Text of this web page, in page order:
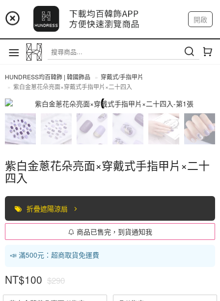
📢 市集預告：9/4-9/6 淡水捷運站
📢 市集預告：9/12-9/13 八里海巡基地
📢 市集預告：8/22-8/23 桃園青埔置地廣場
開啟
註冊 我的帳戶
HUNDRESS均百韓飾 | 韓國飾品
穿戴式/手指甲片
紫白金蔥花朵亮面×穿戴式手指甲片×二十四入
穿戴式/手指甲片
紫白金蔥花朵亮面×穿戴式手指甲片×二十
四入
折疊遮陽涼扇
商品已售完，到貨通知我
📣 滿500元：超商取貨免運費
NT$100 $290